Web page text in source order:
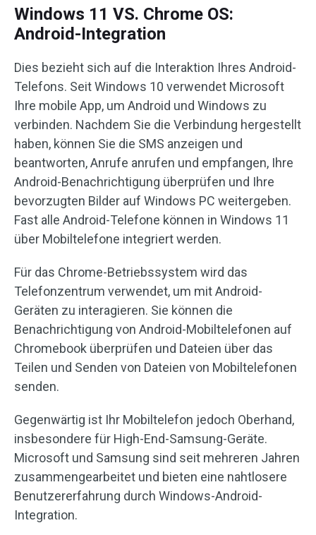
Windows 11 VS. Chrome OS:
Android-Integration
Dies bezieht sich auf die Interaktion Ihres Android-
Telefons. Seit Windows 10 verwendet Microsoft
Ihre mobile App, um Android und Windows zu
verbinden. Nachdem Sie die Verbindung hergestellt
haben, können Sie die SMS anzeigen und
beantworten, Anrufe anrufen und empfangen, Ihre
Android-Benachrichtigung überprüfen und Ihre
bevorzugten Bilder auf Windows PC weitergeben.
Fast alle Android-Telefone können in Windows 11
über Mobiltelefone integriert werden.
Für das Chrome-Betriebssystem wird das
Telefonzentrum verwendet, um mit Android-
Geräten zu interagieren. Sie können die
Benachrichtigung von Android-Mobiltelefonen auf
Chromebook überprüfen und Dateien über das
Teilen und Senden von Dateien von Mobiltelefonen
senden.
Gegenwärtig ist Ihr Mobiltelefon jedoch Oberhand,
insbesondere für High-End-Samsung-Geräte.
Microsoft und Samsung sind seit mehreren Jahren
zusammengearbeitet und bieten eine nahtlosere
Benutzererfahrung durch Windows-Android-
Integration.